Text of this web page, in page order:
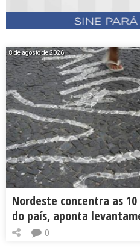
8 de agosto de 2026
Nordeste concentra as
do país, aponta
0